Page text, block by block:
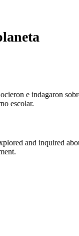
e indagaron
escolar.
and inquired